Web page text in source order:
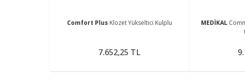
Comfort Plus Klozet Yükseltici Kulplu
7.652,25 TL
MEDİKAL